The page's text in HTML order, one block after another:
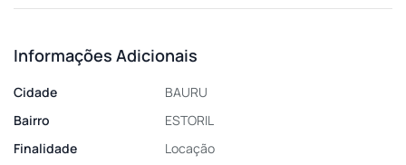
Informações Adicionais
Cidade
BAURU
Bairro
ESTORIL
Finalidade
Locação